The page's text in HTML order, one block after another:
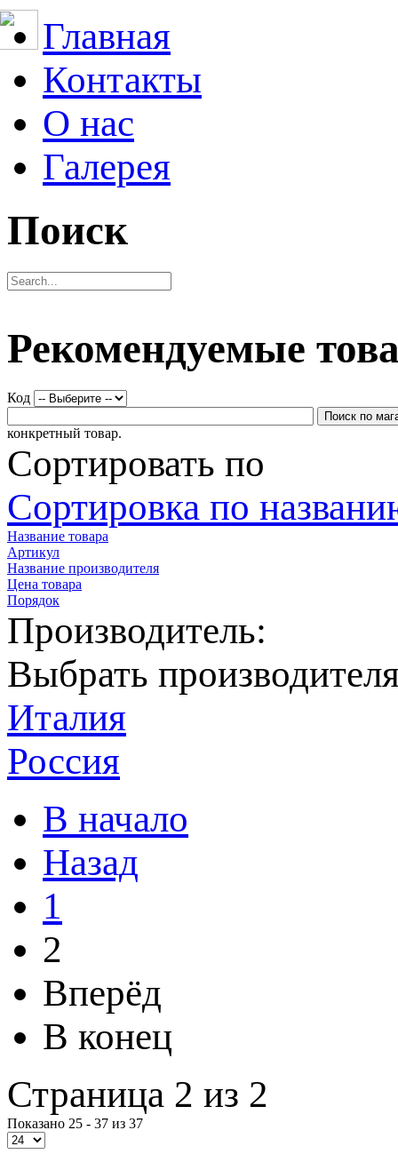
Главная
Контакты
О нас
Галерея
Поиск
Рекомендуемые
Код
конкретный товар.
Сортировать по
Сортировка по
Название товара
Артикул
Название производителя
Цена товара
Порядок
Производитель:
Выбрать
Италия
Россия
В начало
Назад
1
2
Вперёд
В конец
Страница 2 из 2
Показано 25 - 37 из 37